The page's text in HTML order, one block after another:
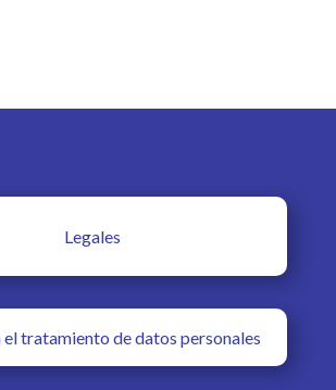
Legales
el tratamiento de datos personales